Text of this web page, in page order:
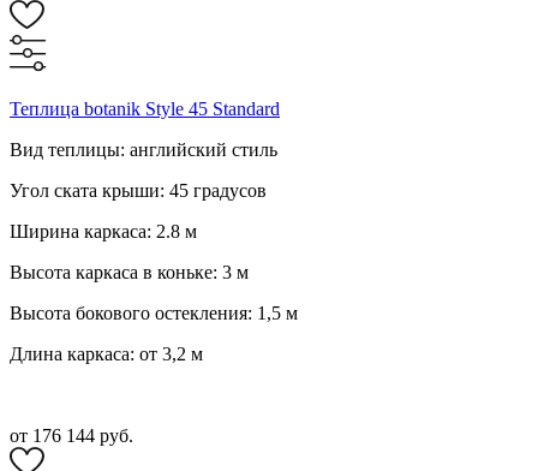
Теплица botanik Style 45 Standard
Вид теплицы: английский стиль
Угол ската крыши: 45 градусов
Ширина каркаса: 2.8 м
Высота каркаса в коньке: 3 м
Высота бокового остекления: 1,5 м
Длина каркаса: от 3,2 м
от 176 144 руб.